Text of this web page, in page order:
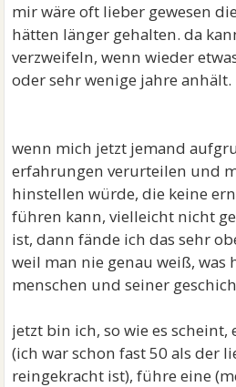
mir wäre oft lieber gewesen
hätten länger gehalten. da
verzweifeln, wenn wieder
oder sehr wenige jahre anhält.
wenn mich jetzt jemand
erfahrungen verurteilen und
hinstellen würde, die keine
führen kann, vielleicht nicht
ist, dann fände ich das sehr
weil man nie genau weiß, was
menschen und seiner
jetzt bin ich, so wie es
(ich war schon fast 50 als der
reingekracht ist), führe eine